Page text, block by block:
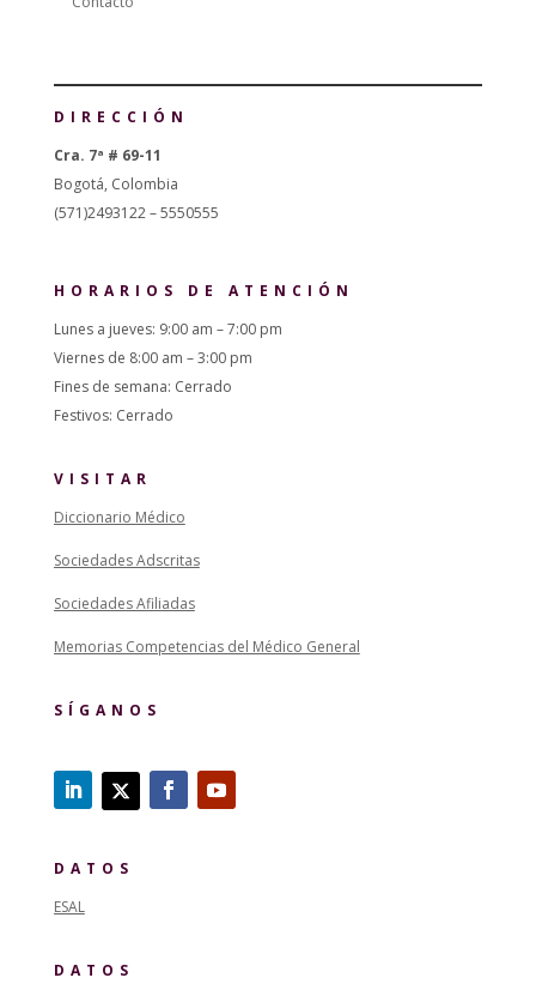
DIRECCIÓN
Cra. 7ª # 69-11
Bogotá, Colombia
(571)2493122 – 5550555
HORARIOS DE ATENCIÓN
Lunes a jueves: 9:00 am – 7:00 pm
Viernes de 8:00 am – 3:00 pm
Fines de semana: Cerrado
Festivos: Cerrado
VISITAR
Diccionario Médico
Sociedades Adscritas
Sociedades Afiliadas
Memorias Competencias del Médico General
SÍGANOS
DATOS
ESAL
DATOS